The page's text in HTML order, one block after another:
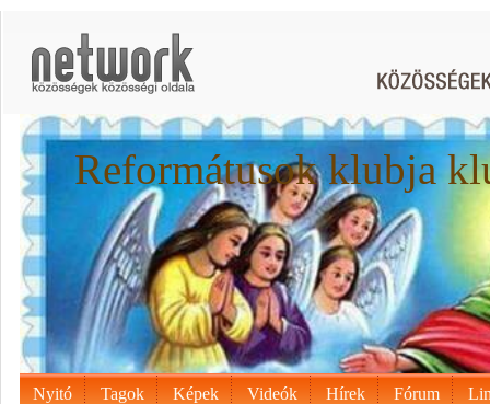
Reformátusok klubja
Nyitó Tagok Képek Videók Hírek Fórum